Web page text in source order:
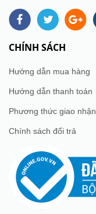
CHÍNH SÁCH
Hướng dẫn mua hàng
Hướng dẫn thanh toán
Phương thức giao nhận
Chính sách đổi trả